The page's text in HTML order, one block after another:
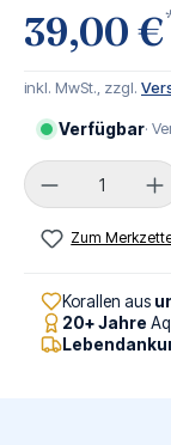
39,00 €
inkl. MwSt., zzgl.
Verfügbar·
Produkt
Zum
Korallen aus
20+ Jahre